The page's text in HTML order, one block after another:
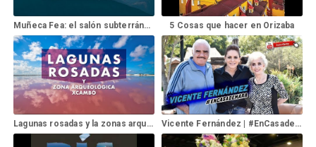
Muñeca Fea: el salón subterráneo más grande de América 5 Cosas que hacer en Orizaba
Lagunas rosadas y la zonas arqueológicas de X'cambó Vicente Fernández | #EnCasadeMara